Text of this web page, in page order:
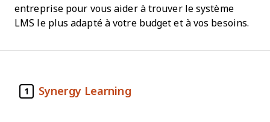
entreprise pour vous aider à trouver le système
LMS le plus adapté à votre budget et à vos besoins.
1 Synergy Learning